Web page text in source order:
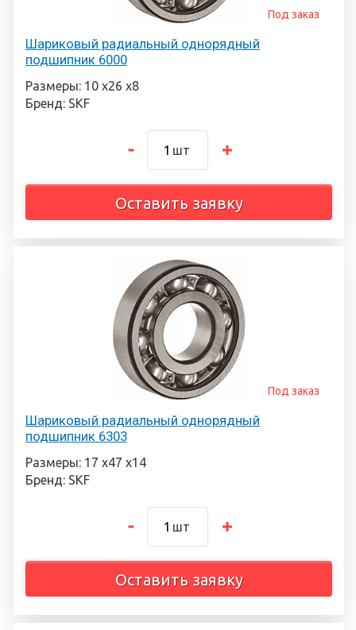
Шариковый радиальный однорядный
подшипник 6000
Под заказ
Размеры: 10 х26 х8
Бренд: SKF
шт
Оставить заявку
Шариковый радиальный однорядный
подшипник 6303
Под заказ
Размеры: 17 х47 х14
Бренд: SKF
шт
Оставить заявку